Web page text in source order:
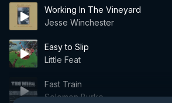
Working In The Vineyard
Jesse Winchester
Easy to Slip
Little Feat
Fast Train
Solomon Burke